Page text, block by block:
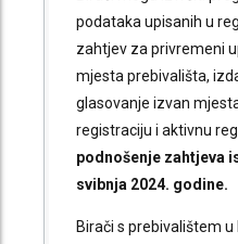
podataka upisanih u
zahtjev za privremeni
mjesta prebivališta,
glasovanje izvan
registraciju i aktivnu
podnošenje zahtjeva
svibnja 2024. godine.
Birači s prebivalištem